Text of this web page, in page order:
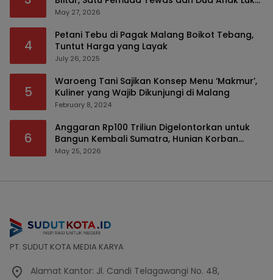
Serius
May 27, 2026
4
Petani Tebu di Pagak Malang Boikot Tebang,
Tuntut Harga yang Layak
July 26, 2025
5
Waroeng Tani Sajikan Konsep Menu ‘Makmur’,
Kuliner yang Wajib Dikunjungi di Malang
February 8, 2024
6
Anggaran Rp100 Triliun Digelontorkan untuk
Bangun Kembali Sumatra, Hunian Korban
Bencana Bakal Difokuskan
May 25, 2026
PT. SUDUT KOTA MEDIA KARYA
Alamat Kantor: Jl. Candi Telagawangi No. 48,